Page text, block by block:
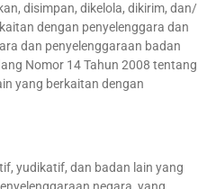
disimpan, dikelola, dikirim, dan/
dengan penyelenggara dan
dan penyelenggaraan badan
Nomor 14 Tahun 2008 tentang
yang berkaitan dengan
yudikatif, dan badan lain yang